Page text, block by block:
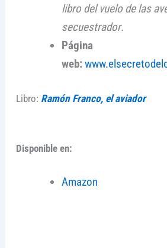
libro del vuelo de las
secuestrador.
Página
web:
Libro: Ramón Franco, el aviador
Disponible en:
Amazon